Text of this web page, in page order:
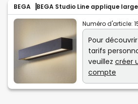
BEGA BEGA Studio Line applique
Numéro d'article:
Pour
tarifs
veuillez créer
compte